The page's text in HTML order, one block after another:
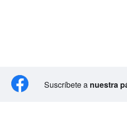
Suscríbete a nuestra